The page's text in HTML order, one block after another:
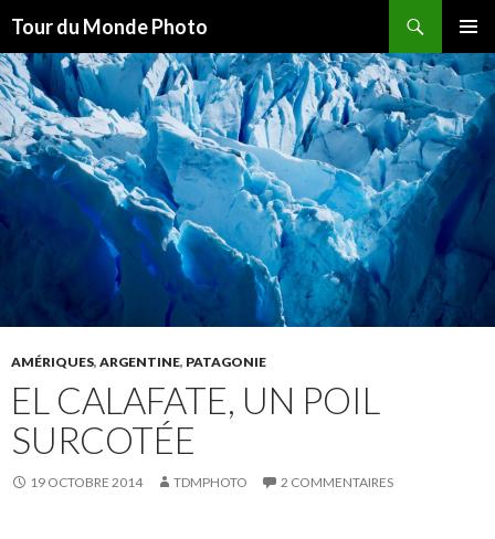
Tour du Monde Photo
MENU
AU
CONTENU
AMÉRIQUES, ARGENTINE, PATAGONIE
EL CALAFATE, UN POIL
SURCOTÉE
19 OCTOBRE 2014 TDMPHOTO 2 COMMENTAIRES